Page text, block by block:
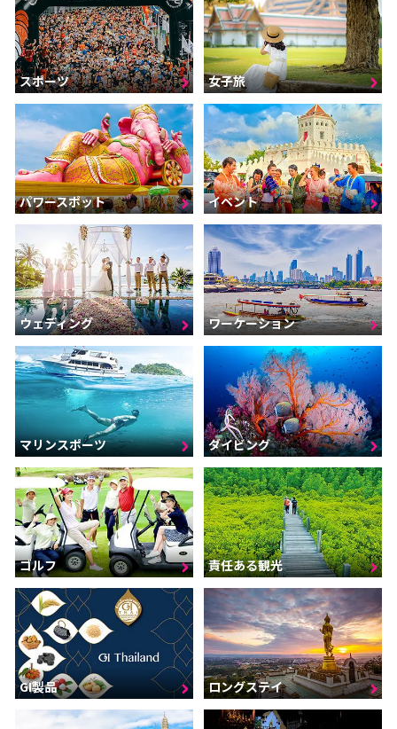
スポーツ 女子旅
パワースポット イベント
ウェディング ワーケーション
マリンスポーツ ダイビング
ゴルフ 責任ある観光
GI製品 ロングステイ